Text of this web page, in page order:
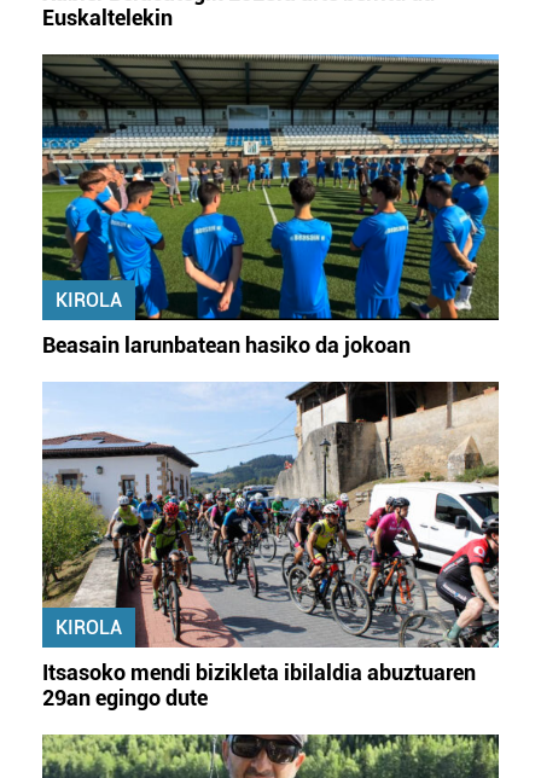
Euskaltelekin
KIROLA
Beasain larunbatean hasiko da jokoan
KIROLA
Itsasoko mendi bizikleta ibilaldia abuztuaren
29an egingo dute